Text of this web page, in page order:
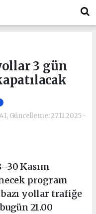
3 gün
Güncelleme: 27.11.2025 -
Kasım
program
yollar trafiğe
21.00